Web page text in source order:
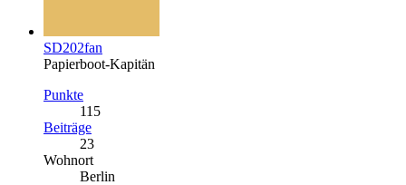
SD202fan
Papierboot-Kapitän
Punkte
115
Beiträge
23
Wohnort
Berlin